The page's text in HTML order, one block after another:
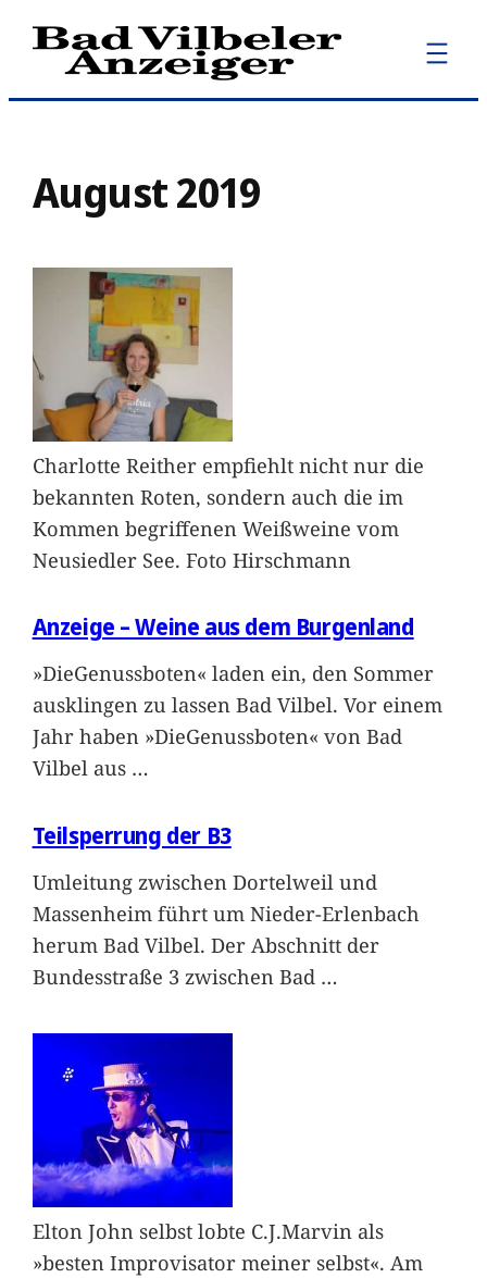
Zum
Inhalt
August 2019
Charlotte Reither empfiehlt nicht nur die
bekannten Roten, sondern auch die im
Kommen begriffenen Weißweine vom
Neusiedler See. Foto Hirschmann
Anzeige – Weine aus dem Burgenland
»DieGenussboten« laden ein, den Sommer
ausklingen zu lassen Bad Vilbel. Vor einem
Jahr haben »DieGenussboten« von Bad
Vilbel aus …
Teilsperrung der B3
Umleitung zwischen Dortelweil und
Massenheim führt um Nieder-Erlenbach
herum Bad Vilbel. Der Abschnitt der
Bundesstraße 3 zwischen Bad …
Elton John selbst lobte C.J.Marvin als
»besten Improvisator meiner selbst«. Am